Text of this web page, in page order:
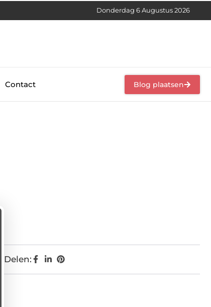
Donderdag 6 Augustus 2026
Contact Blog plaatsen
Delen: